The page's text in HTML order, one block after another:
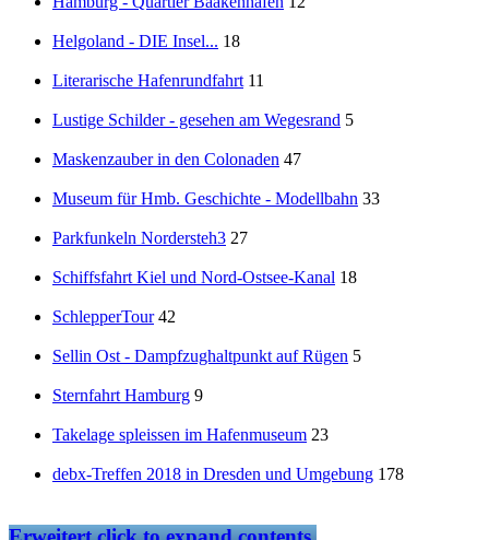
Helgoland - DIE Insel... 18
Literarische Hafenrundfahrt 11
Lustige Schilder - gesehen am Wegesrand 5
Maskenzauber in den Colonaden 47
Museum für Hmb. Geschichte - Modellbahn 33
Parkfunkeln Nordersteh3 27
Schiffsfahrt Kiel und Nord-Ostsee-Kanal 18
SchlepperTour 42
Sellin Ost - Dampfzughaltpunkt auf Rügen 5
Sternfahrt Hamburg 9
Takelage spleissen im Hafenmuseum 23
debx-Treffen 2018 in Dresden und Umgebung 178